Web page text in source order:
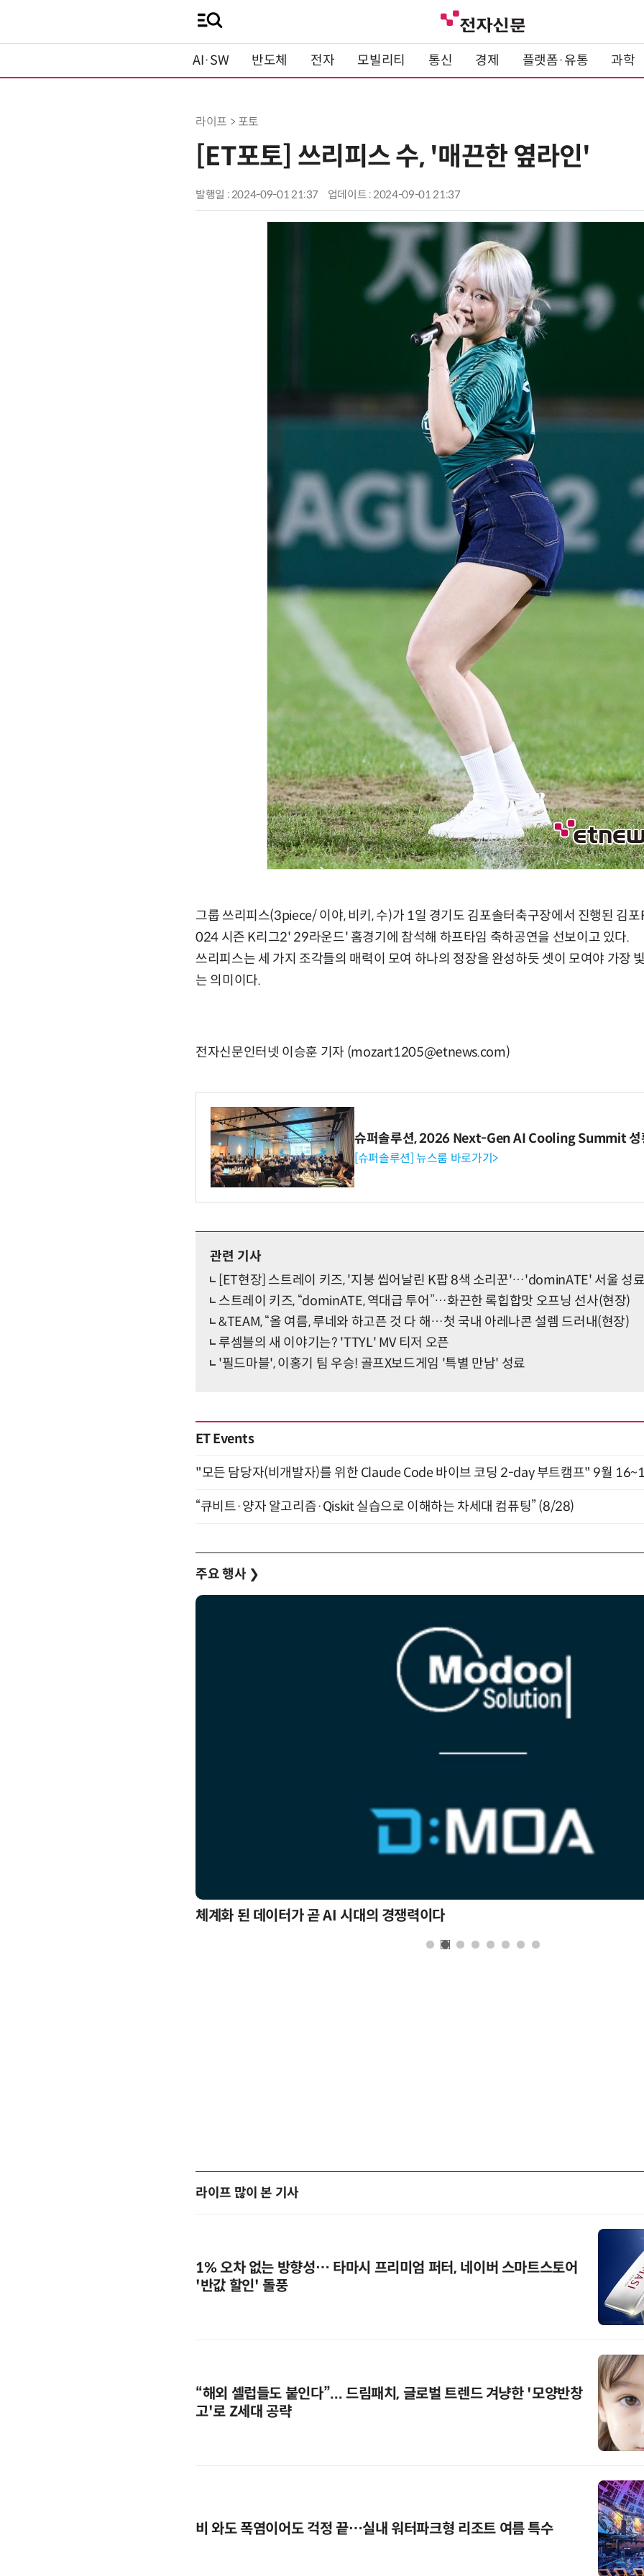
AI·SW 반도체 전자 모빌리티 통신 경제 플랫폼·유통 과학
라이프 > 포토
[ET포토] 쓰리피스 수, '매끈한 옆라인'
발행일 : 2024-09-01 21:37 업데이트 : 2024-09-01 21:37
그룹 쓰리피스(3piece/ 이야, 비키, 수)가 1일 경기도 김포솔터축구장에서 진행된 김
024 시즌 K리그2' 29라운드' 홈경기에 참석해 하프타임 축하공연을 선보이고 있다.
쓰리피스는 세 가지 조각들의 매력이 모여 하나의 정장을 완성하듯 셋이 모여야 가장
는 의미이다.
전자신문인터넷 이승훈 기자 (mozart1205@etnews.com)
슈퍼솔루션, 2026 Next-Gen AI Cooling Summit 성
[슈퍼솔루션] 뉴스룸 바로가기>
관련 기사
[ET현장] 스트레이 키즈, '지붕 씹어날린 K팝 8색 소리꾼'…'dominATE' 서울 성
스트레이 키즈, “dominATE, 역대급 투어”…화끈한 록힙합맛 오프닝 선사(현장)
&TEAM, “올 여름, 루네와 하고픈 것 다 해…첫 국내 아레나콘 설렘 드러내(현장)
루셈블의 새 이야기는? 'TTYL' MV 티저 오픈
'필드마블', 이홍기 팀 우승! 골프X보드게임 '특별 만남' 성료
ET Events
"모든 담당자(비개발자)를 위한 Claude Code 바이브 코딩 2-day 부트캠프" 9월
“큐비트·양자 알고리즘·Qiskit 실습으로 이해하는 차세대 컴퓨팅” (8/28)
주요 행사 ❯
체계화 된 데이터가 곧 AI 시대의 경쟁력이다
라이프 많이 본 기사
1% 오차 없는 방향성… 타마시 프리미엄 퍼터, 네이버 스마트스토어
'반값 할인' 돌풍
“해외 셀럽들도 붙인다”... 드림패치, 글로벌 트렌드 겨냥한 '모양반창
고'로 Z세대 공략
비 와도 폭염이어도 걱정 끝…실내 워터파크형 리조트 여름 특수